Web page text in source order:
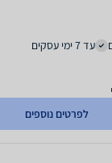
עד 7 ימי עסקים
לפרטים נוספים